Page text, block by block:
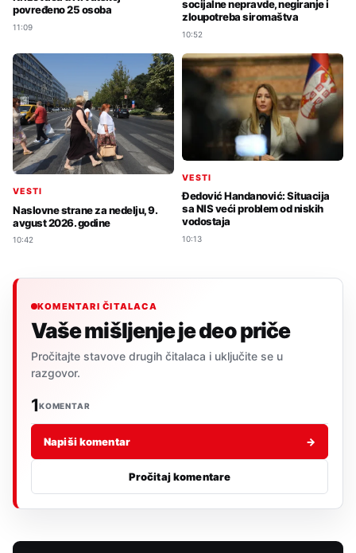
povređeno 25 osoba
11:09
socijalne nepravde, negiranje i
zloupotreba siromaštva
10:52
VESTI
Naslovne strane za nedelju, 9.
avgust 2026. godine
10:42
VESTI
Đedović Handanović: Situacija
sa NIS veći problem od niskih
vodostaja
10:13
KOMENTARI ČITALACA
Vaše mišljenje je deo priče
Pročitajte stavove drugih čitalaca i uključite se u
razgovor.
1KOMENTAR
Napiši komentar →
Pročitaj komentare